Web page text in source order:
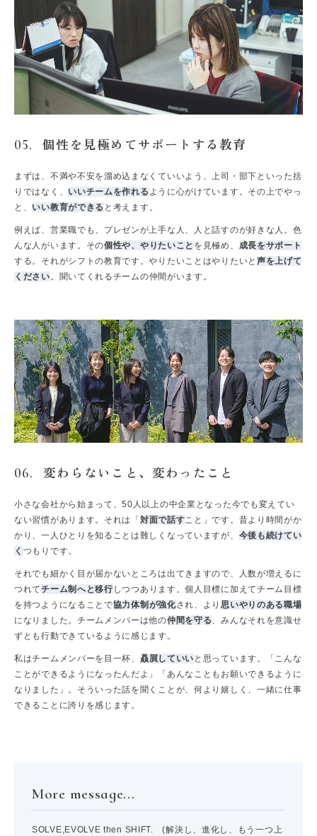
05. 個性を見極めてサポートする教育
まずは、不満や不安を溜め込まなくていいよう、上司・部下といった括
りではなく、 いいチームを作れる ように心がけています。その上でやっ
と、 いい教育ができる と考えます。
例えば、営業職でも、プレゼンが上手な人、人と話すのが好きな人。色
んな人がいます。その個性や、やりたいこと を見極め、 成長をサポート
する。それがシフトの教育です。やりたいことはやりたいと 声を上げて
ください。聞いてくれるチームの仲間がいます。
06. 変わらないこと、変わったこと
小さな会社から始まって、50人以上の中企業となった今でも変えてい
ない習慣があります。それは「 対面で話すこと」です。昔より時間がか
かり、一人ひとりを知ることは難しくなっていますが、 今後も続けてい
く つもりです。
それでも細かく目が届かないところは出てきますので、人数が増えるに
つれてチーム制へと移行しつつあります。個人目標に加えてチーム目標
を持つようになることで協力体制が強化され、より思いやりのある職場
になりました。チームメンバーは他の仲間を守る、みんなそれを意識せ
ずとも行動できているように感じます。
私はチームメンバーを目一杯、 贔屓していい と思っています。「こんな
ことができるようになったんだよ」「あんなこともお願いできるように
なりました」。そういった話を聞くことが、何より嬉しく、一緒に仕事
できることに誇りを感じます。
More message...
SOLVE,EVOLVE then SHIFT. (解決し、進化し、もう一つ上